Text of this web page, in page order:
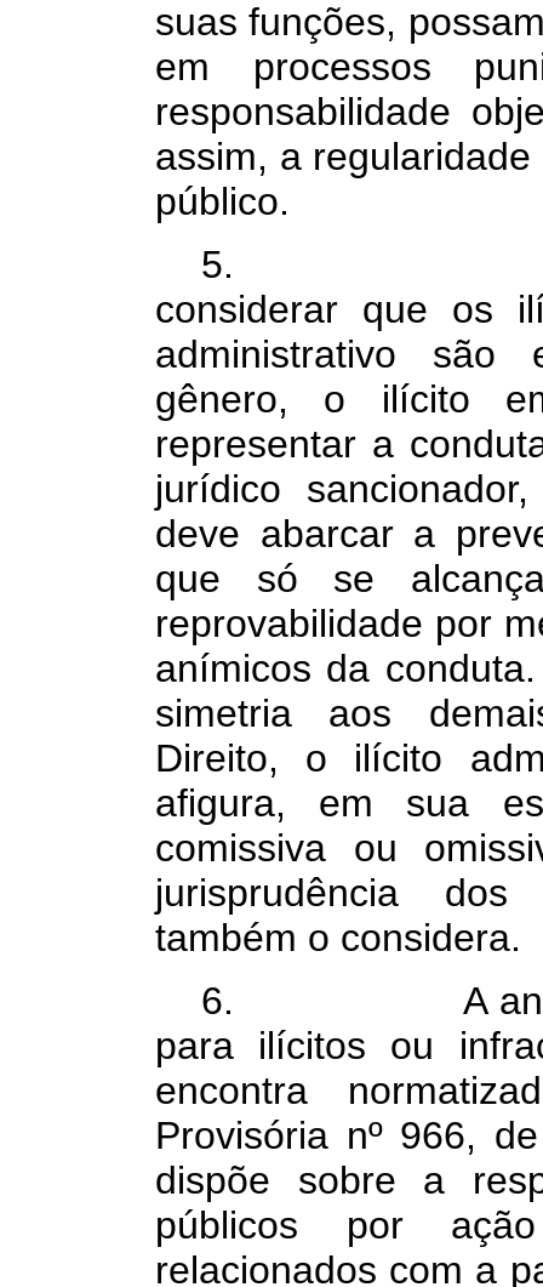
suas funções,
em processos
responsabilidade
assim, a
público.
5.
considerar que os
administrativo são
gênero, o ilícito
representar a
jurídico
deve abarcar a
que só se
reprovabilidade por
anímicos da
simetria aos
Direito, o ilícito
afigura, em sua
comissiva ou
jurisprudência
também o considera.
6.
A
para ilícitos ou
encontra
Provisória nº 966,
dispõe sobre a
públicos por
relacionados com a